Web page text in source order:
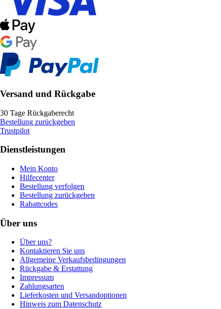
Versand und Rückgabe
30 Tage Rückgaberecht
Bestellung zurückgeben
Trustpilot
Dienstleistungen
Mein Konto
Hilfecenter
Bestellung verfolgen
Bestellung zurückgeben
Rabattcodes
Über uns
Über uns?
Kontaktieren Sie uns
Allgemeine Verkaufsbedingungen
Rückgabe & Erstattung
Impressum
Zahlungsarten
Lieferkosten und Versandoptionen
Hinweis zum Datenschutz